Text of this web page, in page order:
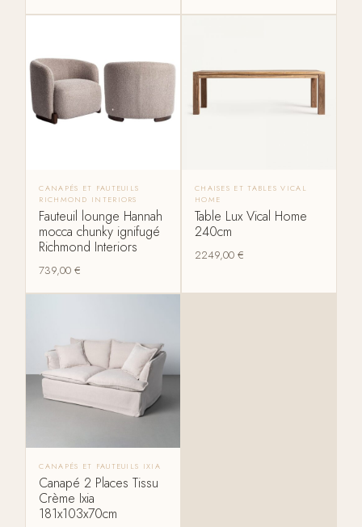
CANAPÉS ET FAUTEUILS
RICHMOND INTERIORS
Fauteuil lounge Hannah
mocca chunky ignifugé
Richmond Interiors
739,00€
CHAISES ET TABLES VICAL
HOME
Table Lux Vical Home
240cm
2249,00 €
CANAPÉS ET FAUTEUILS IXIA
Canapé 2 Places Tissu
Crème Ixia
181x103x70cm